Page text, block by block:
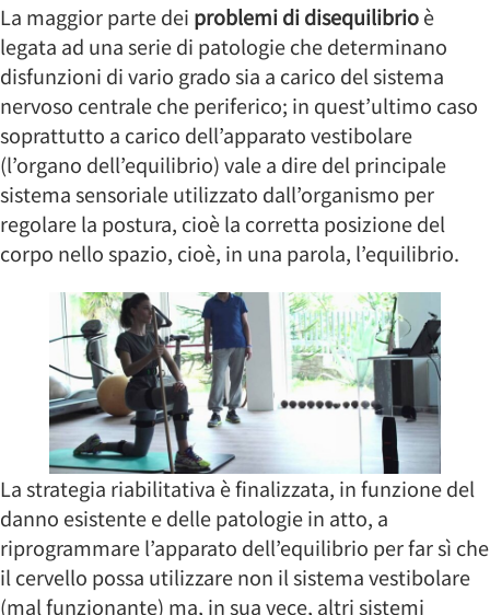
La maggior parte dei problemi di disequilibrioè
legata ad una serie di patologie che determinano
disfunzioni di vario grado sia a carico del sistema
nervoso centrale che periferico; in quest’ultimo caso
soprattutto a carico dell’apparato vestibolare
(l’organo dell’equilibrio) vale a dire del principale
sistema sensoriale utilizzato dall’organismo per
regolare la postura, cioè la corretta posizione del
corpo nello spazio, cioè, in una parola, l’equilibrio.
La strategia riabilitativa è finalizzata, in funzione del
danno esistente e delle patologie in atto, a
riprogrammare l’apparato dell’equilibrio per far sì che
il cervello possa utilizzare non il sistema vestibolare
(mal funzionante) ma, in sua vece, altri sistemi